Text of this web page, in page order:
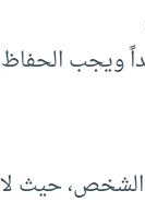
ويجب
الشخص، حيث